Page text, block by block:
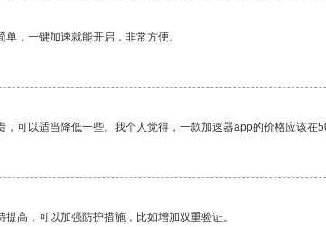
，一键加速就能开启，非常方便。
可以适当降低一些。我个人觉得，一款加速器app的价格应该在
高，可以加强防护措施，比如增加双重验证。